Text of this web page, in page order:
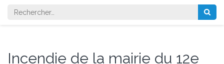
Rechercher
Incendie de la mairie du 12e